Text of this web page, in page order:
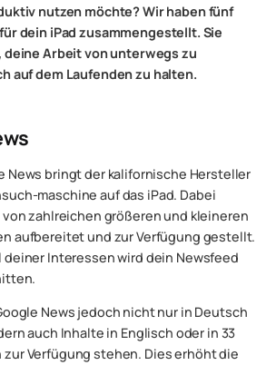
nutzen möchte? Wir haben fünf
dein iPad zusammengestellt. Sie
deine Arbeit von unterwegs zu
auf dem Laufenden zu halten.
News bringt der kalifornische Hersteller
maschine auf das iPad. Dabei
zahlreichen größeren und kleineren
aufbereitet und zur Verfügung gestellt.
deiner Interessen wird dein Newsfeed
News jedoch nicht nur in Deutsch
auch Inhalte in Englisch oder in 33
zur Verfügung stehen. Dies erhöht die